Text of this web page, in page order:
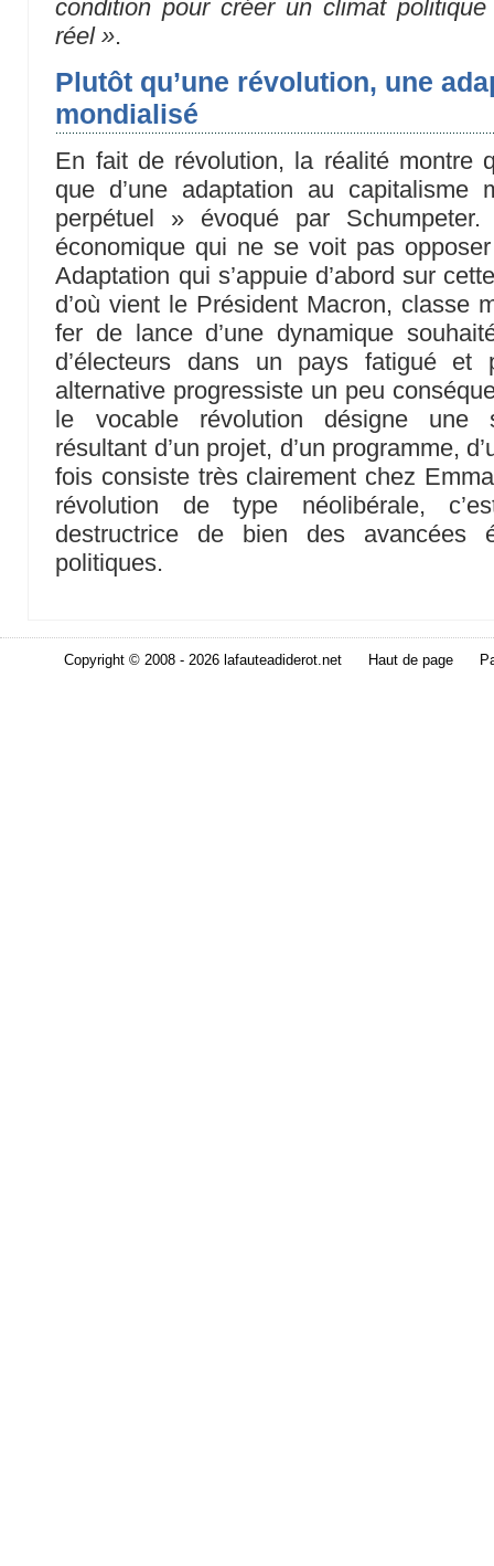
condition pour créer un climat
réel ».
Plutôt qu’une révolution, une
mondialisé
En fait de révolution, la réalité montre
que d’une adaptation au capitalisme
perpétuel » évoqué par
économique qui ne se voit pas
Adaptation qui s’appuie d’abord sur
d’où vient le Président Macron, classe
fer de lance d’une dynamique
d’électeurs dans un pays fatigué et
alternative progressiste un peu
le vocable révolution désigne une
résultant d’un projet, d’un programme,
fois consiste très clairement chez
révolution de type néolibérale,
destructrice de bien des avancées
politiques.
Copyright © 2008 - 2026 lafauteadiderot.net Haut de page